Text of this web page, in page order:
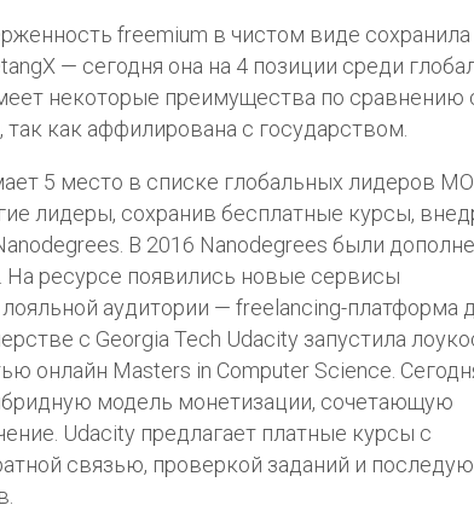
freemium в чистом виде сохранила
— сегодня она на 4 позиции среди
некоторые преимущества по сравнению
как аффилирована с государством.
5 место в списке глобальных лидеров
лидеры, сохранив бесплатные курсы,
В 2016 Nanodegrees были
ресурсе появились новые сервисы
аудитории — freеlancing-платформа
с Georgia Tech Udacity запустила
онлайн Masters in Computer Science.
модель монетизации, сочетающую
Udacity предлагает платные курсы с
связью, проверкой заданий и